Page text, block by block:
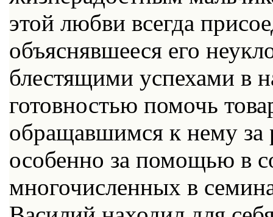
этой любви всегда
объяснявшееся его
блестящими успехами в
готовностью помочь
обращавшимся к нему за
особенно за помощью в
многочисленных в